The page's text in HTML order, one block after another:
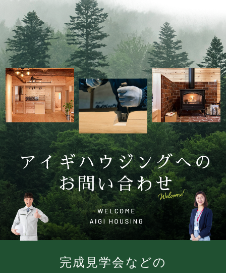
アイギハウジングへの
お問い合わせ
完成見学会などの